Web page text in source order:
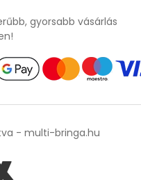
gyorsabb vásárlás
- multi-bringa.hu